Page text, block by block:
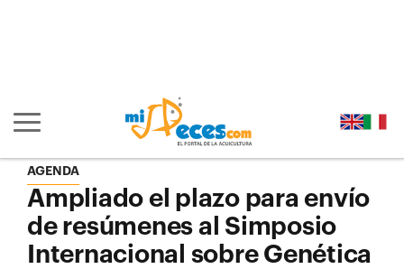
Mostrar/ocultar navegación principal
AGENDA
Ampliado el plazo para envío
de resúmenes al Simposio
Internacional sobre Genética